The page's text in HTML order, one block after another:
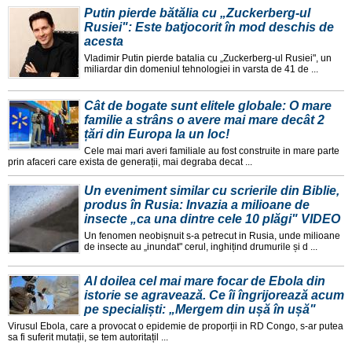
Putin pierde bătălia cu „Zuckerberg-ul
Rusiei": Este batjocorit în mod deschis de
acesta
Vladimir Putin pierde batalia cu „Zuckerberg-ul Rusiei", un
miliardar din domeniul tehnologiei in varsta de 41 de ...
Cât de bogate sunt elitele globale: O mare
familie a strâns o avere mai mare decât 2
țări din Europa la un loc!
Cele mai mari averi familiale au fost construite in mare parte
prin afaceri care exista de generații, mai degraba decat ...
Un eveniment similar cu scrierile din Biblie,
produs în Rusia: Invazia a milioane de
insecte „ca una dintre cele 10 plăgi" VIDEO
Un fenomen neobișnuit s-a petrecut in Rusia, unde milioane
de insecte au „inundat" cerul, inghițind drumurile și d ...
Al doilea cel mai mare focar de Ebola din
istorie se agravează. Ce îi îngrijorează acum
pe specialiști: „Mergem din ușă în ușă"
Virusul Ebola, care a provocat o epidemie de proporții in RD Congo, s-ar putea
sa fi suferit mutații, se tem autoritațil ...